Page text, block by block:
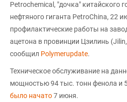
Petrochemical, "дочка" китайского
нефтяного гиганта PetroChina, 22
профилактические работы на
ацетона в провинции Цзилинь
сообщил Polymerupdate.
Техническое обслуживание на
мощностью 94 тыс. тонн фенола и
было начато7 июня.